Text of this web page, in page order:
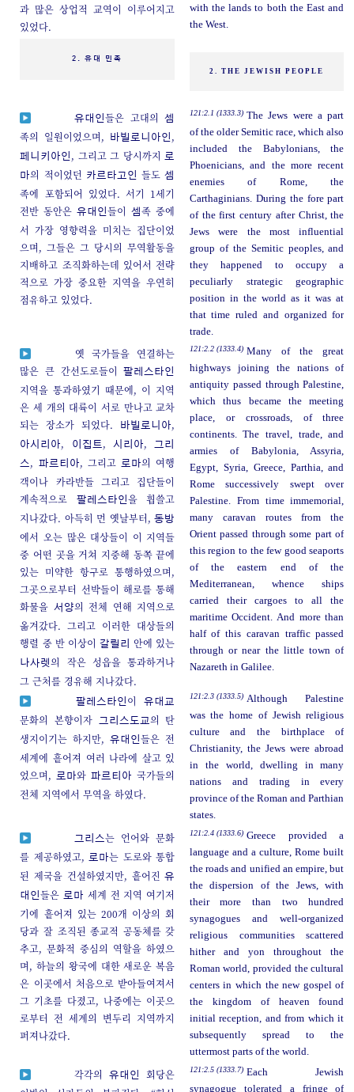
과 많은 상업적 교역이 이루어지고
있었다.
with the lands to both the East and
the West.
2. 유대 민족
2. THE JEWISH PEOPLE
유대인들은 고대의셈
족의 일원이었으며, 바빌로니아인 ,
페니키아인 , 그리고 그 당시까지
로
마의 적이었던 카르타고인 들도셈
족에 포함되어 있었다. 서기 1세기
전반 동안은유대인들이셈족 중에
서 가장 영향력을 미치는 집단이었
으며, 그들은 그 당시의 무역활동을
지배하고 조직화하는데 있어서 전략
적으로 가장 중요한 지역을 우연히
점유하고 있었다.
121:2.1 (1333.3) The Jews were a part
of the older Semitic race, which also
included the Babylonians, the
Phoenicians, and the more recent
enemies of Rome, the
Carthaginians. During the fore part
of the first century after Christ, the
Jews were the most influential
group of the Semitic peoples, and
they happened to occupy a
peculiarly strategic geographic
position in the world as it was at
that time ruled and organized for
trade.
옛 국가들을 연결하는
많은 큰 간선도로들이팔레스타인
지역을 통과하였기 때문에, 이 지역
은 세 개의 대륙이 서로 만나고 교차
되는 장소가 되었다.
바빌로니아,
아시리아, 이집트, 시리아,
그리
스, 파르티아, 그리고 로마의 여행
객이나 카라반들 그리고 집단들이
계속적으로
팔레스타인을 휩쓸고
지나갔다. 아득히 먼 옛날부터,동방
에서 오는 많은 대상들이 이 지역들
중 어떤 곳을 거쳐 지중해 동쪽 끝에
있는 미약한 항구로 통행하였으며,
그곳으로부터 선박들이 해로를 통해
화물을 서양의 전체 연해 지역으로
옮겨갔다. 그리고 이러한 대상들의
행렬 중 반 이상이 갈릴리 안에 있는
나사렛의 작은 성읍을 통과하거나
그 근처를 경유해 지나갔다.
121:2.2 (1333.4) Many of the great
highways joining the nations of
antiquity passed through Palestine,
which thus became the meeting
place, or crossroads, of three
continents. The travel, trade, and
armies of Babylonia, Assyria,
Egypt, Syria, Greece, Parthia, and
Rome successively swept over
Palestine. From time immemorial,
many caravan routes from the
Orient passed through some part of
this region to the few good seaports
of the eastern end of the
Mediterranean, whence ships
carried their cargoes to all the
maritime Occident. And more than
half of this caravan traffic passed
through or near the little town of
Nazareth in Galilee.
팔레스타인 이유대교
문화의 본향이자 그리스도교의 탄
생지이기는 하지만,유대인들은 전
세계에 흩어져 여러 나라에 살고 있
었으며, 로마와파르티아 국가들의
전체 지역에서 무역을 하였다.
121:2.3 (1333.5) Although Palestine
was the home of Jewish religious
culture and the birthplace of
Christianity, the Jews were abroad
in the world, dwelling in many
nations and trading in every
province of the Roman and Parthian
states.
그리스는 언어와 문화
를 제공하였고, 로마는 도로와 통합
된 제국을 건설하였지만, 흩어진유
대인들은 로마 세계 전 지역 여기저
기에 흩어져 있는 200개 이상의 회
당과 잘 조직된 종교적 공동체를 갖
추고, 문화적 중심의 역할을 하였으
며, 하늘의 왕국에 대한 새로운 복음
은 이곳에서 처음으로 받아들여져서
그 기초를 다졌고, 나중에는 이곳으
로부터 전 세계의 변두리 지역까지
퍼져나갔다.
121:2.4 (1333.6) Greece provided a
language and a culture, Rome built
the roads and unified an empire, but
the dispersion of the Jews, with
their more than two hundred
synagogues and well-organized
religious communities scattered
hither and yon throughout the
Roman world, provided the cultural
centers in which the new gospel of
the kingdom of heaven found
initial reception, and from which it
subsequently spread to the
uttermost parts of the world.
각각의유대인
회당은
121:2.5 (1333.7) Each Jewish
synagogue tolerated a fringe of